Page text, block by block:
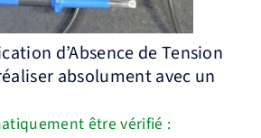
d’Absence de Tension
absolument avec un
être vérifié :